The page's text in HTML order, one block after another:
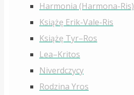
Harmonia (Harmona-Ris)
Książę Erik-Vale-Ris
Książę Tyr–Ros
Lea–Kritos
Niverdczycy
Rodzina Yros